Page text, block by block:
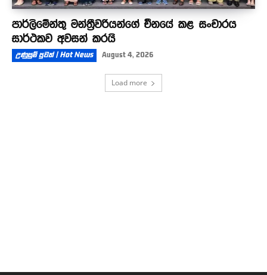
පාර්ලිමේන්තු මන්ත්‍රීවරියන්ගේ චීනයේ කළ සංචාරය
සාර්ථකව අවසන් කරයි
උණුසුම් පුවත් | Hot News August 4, 2026
Load more